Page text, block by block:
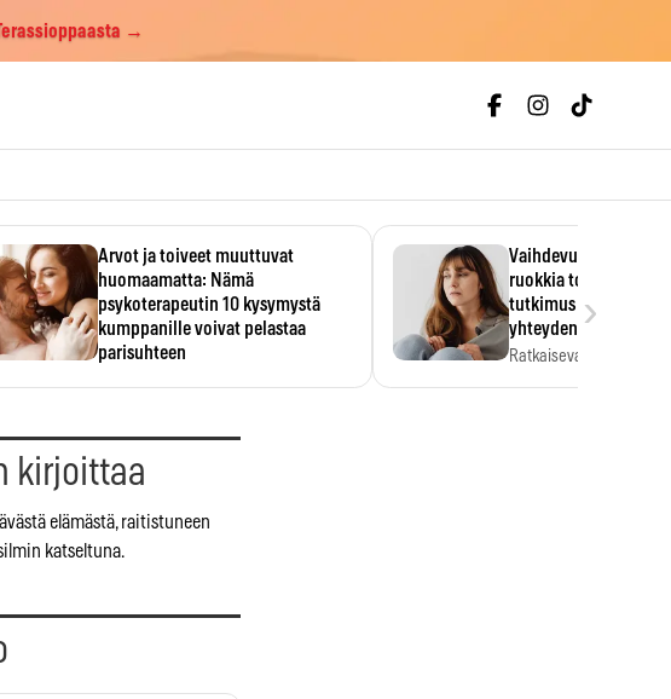
→
Arvot ja toiveet muuttuvat
huomaamatta: Nämä
psykoterapeutin 10 kysymystä
kumppanille voivat pelastaa
parisuhteen
Vaihdevuodet ja
ruokkia toisiaan –
tutkimus paljasti
yhteyden
Ratkaiseva tekijä ei
›
kirjoittaa
elämästä, raitistuneen
katseltuna.